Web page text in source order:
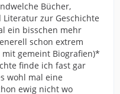
Bücher,
zur Geschichte
ein bisschen mehr
schon extrem
gemeint Biografien)*
finde ich fast gar
wohl mal eine
ewig nicht wo